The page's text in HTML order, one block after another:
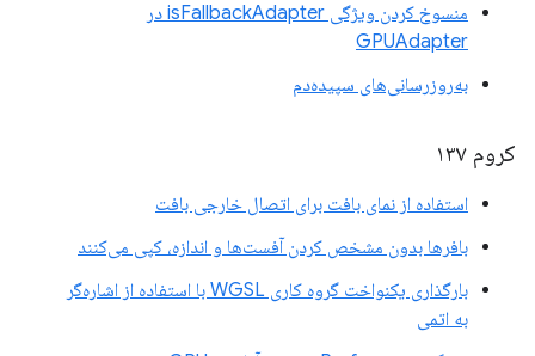
منسوخ کردن ویژگی isFallbackAdapter در
GPUAdapter
به‌روزرسانی‌های سپیده‌دم
کروم ۱۳۷
استفاده از نمای بافت برای اتصال خارجی بافت
بافرها بدون مشخص کردن آفست‌ها و اندازه، کپی می‌کنند
بارگذاری یکنواخت گروه کاری WGSL با استفاده از اشاره‌گر
به اتمی